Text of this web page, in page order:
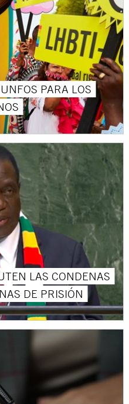
PARA LOS
LAS CONDENAS
DE PRISIÓN